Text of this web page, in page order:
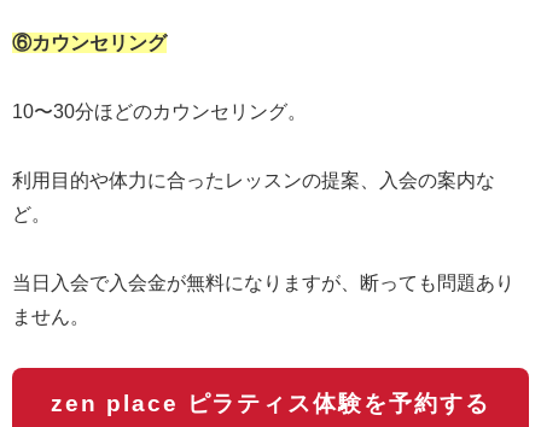
⑥カウンセリング
10〜30分ほどのカウンセリング。
利用目的や体力に合ったレッスンの提案、入会の案内な
ど。
当日入会で入会金が無料になりますが、断っても問題あり
ません。
zen place ピラティス体験を予約する